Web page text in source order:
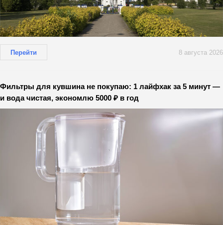
Перейти 8 августа 2026
Фильтры для кувшина не покупаю: 1 лайфхак за 5 минут —
и вода чистая, экономлю 5000 ₽ в год